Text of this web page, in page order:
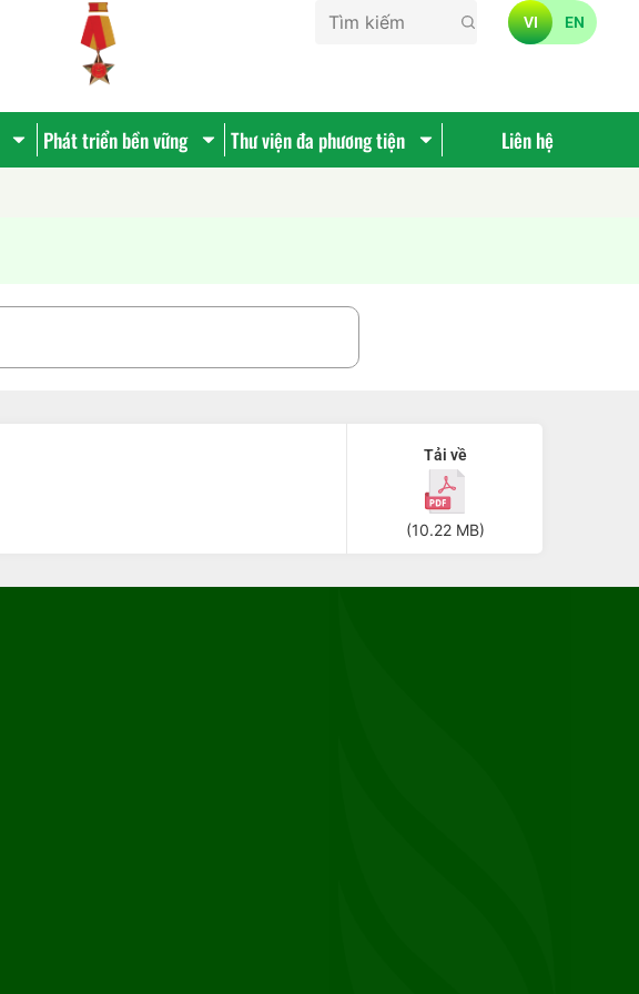
VI EN
Phát triển bền vững Thư viện đa phương tiện Liên hệ
Tải về
(10.22 MB)